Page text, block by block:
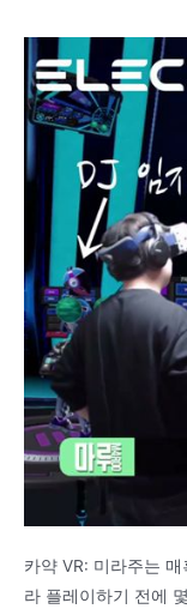
카약 VR: 미라주는
라 플레이하기 전에